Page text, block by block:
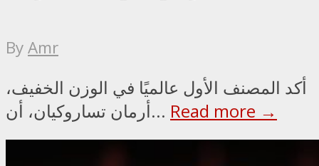
ByAmr
أكد المصنف الأول عالميًا في الوزن الخفيف،
أرمان تساروكيان، أن... Read more →